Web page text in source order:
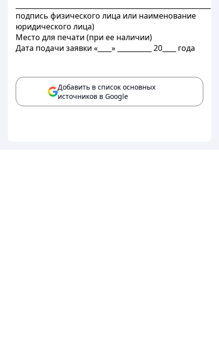
подпись физического лица или наименование
юридического лица)
Место для печати (при ее наличии)
Дата подачи заявки «____» __________ 20____ года
Добавить в список основных
источников в Google